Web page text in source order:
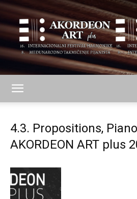
ART
4.3. Propositions,
AKORDEON ART plus